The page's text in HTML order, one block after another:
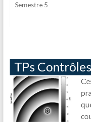
Semestre 5
TPs